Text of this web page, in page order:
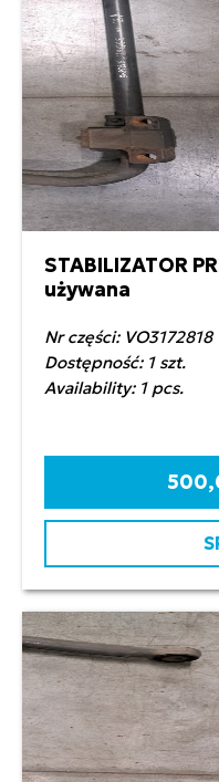
STABILIZATOR
używana
Nr części: VO3172818
Dostępność: 1 szt.
Availability: 1 pcs.